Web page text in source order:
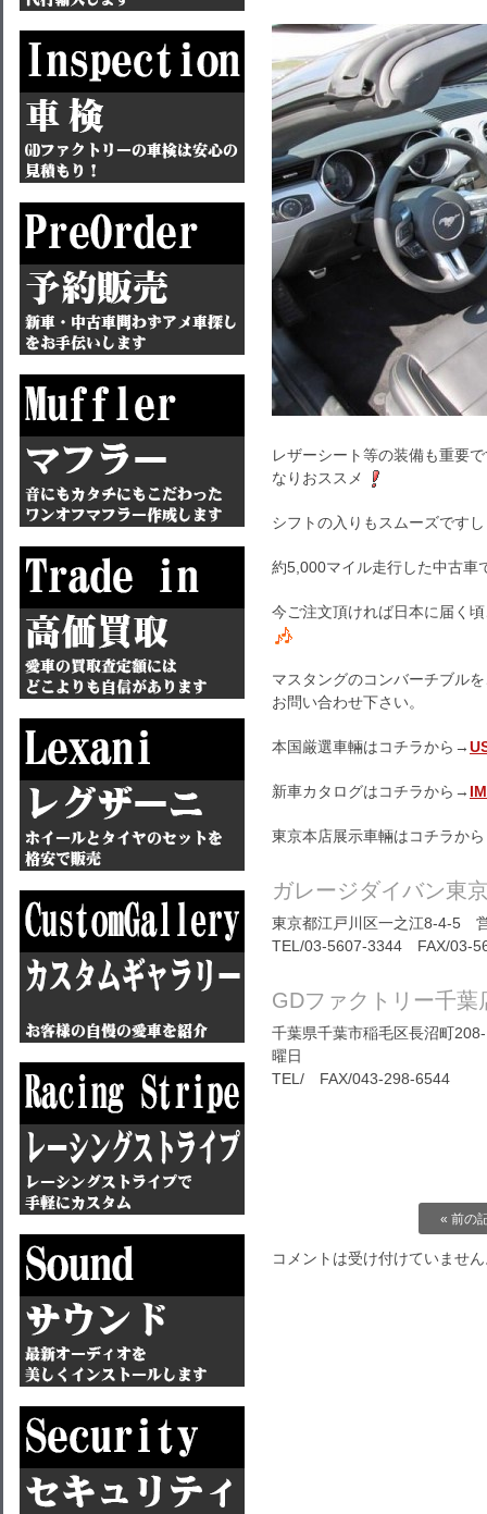
レザーシート等の装備も重要
なりおススメ
シフトの入りもスムーズです
約5,000マイル走行した中古車
今ご注文頂ければ日本に届く
マスタングのコンバーチブル
お問い合わせ下さい。
本国厳選車輛はコチラから→
新車カタログはコチラから→
東京本店展示車輛はコチラか
ガレージダイバン東
東京都江戸川区一之江8-4-5
TEL/03-5607-3344 FAX/03-
GDファクトリー千葉
千葉県千葉市稲毛区長沼町
曜日
TEL/ FAX/043-298-6544
« 前の
コメントは受け付けていませ